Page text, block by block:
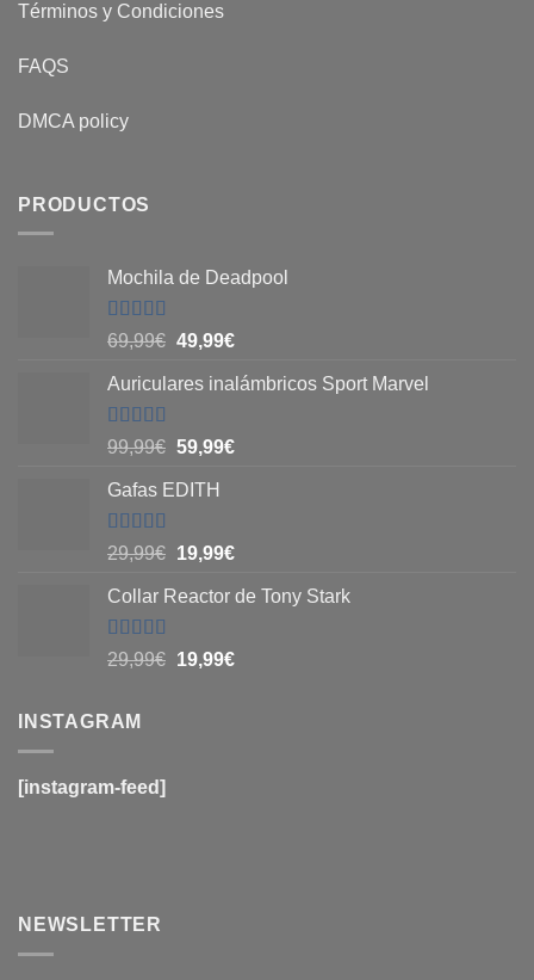
Términos y Condiciones
FAQS
DMCA policy
PRODUCTOS
Mochila de Deadpool
Valorado
con
69,99€ 49,99€
Auriculares inalámbricos Sport Marvel
Valorado
con
5
99,99€ 59,99€
Gafas EDITH
Valorado
con
5
29,99€ 19,99€
Collar Reactor de Tony Stark
Valorado
con
29,99€ 19,99€
INSTAGRAM
[instagram-feed]
NEWSLETTER